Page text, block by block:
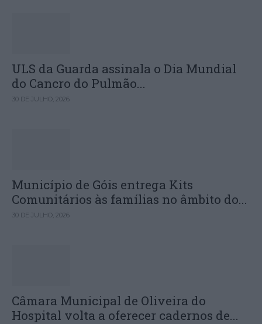
ULS da Guarda assinala o Dia Mundial
do Cancro do Pulmão...
30 DE JULHO, 2026
Município de Góis entrega Kits
Comunitários às famílias no âmbito do...
30 DE JULHO, 2026
Câmara Municipal de Oliveira do
Hospital volta a oferecer cadernos de...